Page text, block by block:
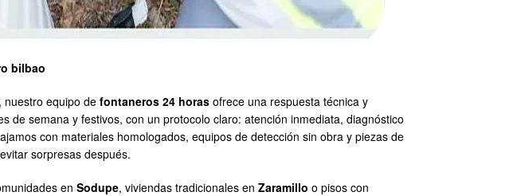
bilbao
nuestro equipo de fontaneros 24 horas ofrece una respuesta técnica y
semana y festivos, con un protocolo claro: atención inmediata, diagnóstico
con materiales homologados, equipos de detección sin obra y piezas de
sorpresas después.
en Sodupe, viviendas tradicionales en Zaramillo o pisos con